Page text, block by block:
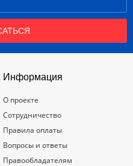
Информация
О проекте
Сотрудничество
Правила оплаты
Вопросы и ответы
Правообладателям